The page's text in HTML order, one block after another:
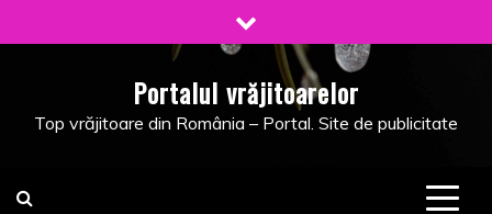
to
Portalul vrăjitoarelor
Top vrăjitoare din România – Portal. Site de publicitate